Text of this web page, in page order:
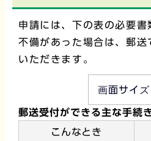
申請には、下の表の必要書
不備があった場合は、郵送
いただきます。
画面サイ
郵送受付ができる主な手続
こんなとき